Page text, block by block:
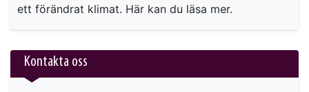
ett förändrat klimat. Här kan du läsa mer.
Kontakta oss